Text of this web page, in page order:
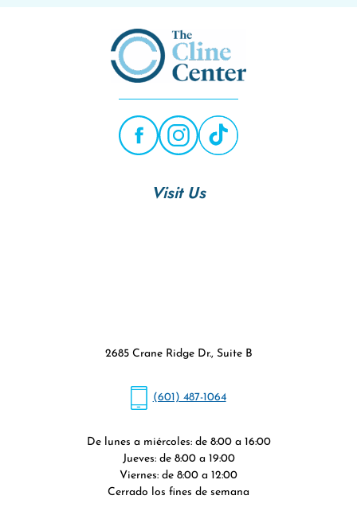
Visit Us
2685 Crane Ridge Dr., Suite B
(601) 487-1064
De lunes a miércoles: de 8:00 a 16:00
Jueves: de 8:00 a 19:00
Viernes: de 8:00 a 12:00
Cerrado los fines de semana